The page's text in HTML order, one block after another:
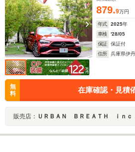
879.9万円
年式 2025年
車検
'28/05
保証
保証付
住所
兵庫県伊
無
料
在庫確認・見積
販売店： ＵＲＢＡＮ ＢＲＥＡＴＨ ｉｎｃ．